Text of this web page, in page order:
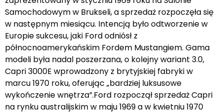
Samochodowym w Brukseli, a sprzedaż rozpoczęła się
w następnym miesiącu. Intencją było odtworzenie w
Europie sukcesu, jaki Ford odniósł z
północnoamerykańskim Fordem Mustangiem. Gama
modeli była nadal poszerzana, o kolejny wariant 3.0,
Capri 3000E wprowadzony z brytyjskiej fabryki w
marcu 1970 roku, oferując „bardziej luksusowe
wykończenie wnętrza”.Ford rozpoczął sprzedaż Capri
na rynku australijskim w maju 1969 a w kwietniu 1970